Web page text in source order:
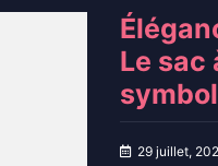
Le sac
29 juillet,